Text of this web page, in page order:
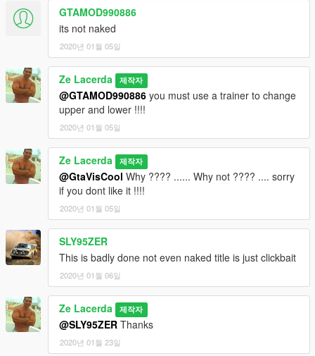
GTAMOD990886
its not naked
2020년 01월 05일
Ze Lacerda 제작자
@GTAMOD990886 you must use a trainer to change
upper and lower !!!!
2020년 01월 05일
Ze Lacerda 제작자
@GtaVisCool Why ???? ...... Why not ???? .... sorry
if you dont like it !!!!
2020년 01월 05일
SLY95ZER
This is badly done not even naked title is just clickbait
2020년 01월 06일
Ze Lacerda 제작자
@SLY95ZER Thanks
2020년 01월 23일